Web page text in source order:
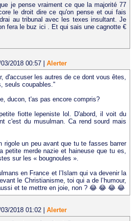
je pense vraiment ce que la majorité 77
le droit dire ce qu'on pense et oui fais
au tribunal avec les texes insultant. Je
fera le buz ici . Et qui sais une cagnotte €
03/2018 00:57
Alerter
d'accuser les autres de ce dont vous êtes,
seuls coupables."
ducon, t'as pas encore compris?
fiotte lepeniste lol. D'abord, il voit du
c'est du musulman. Ca rend sourd mais
rigole un peu avant que tu te fasses barrer
petite merde nazie et haineuse que tu es,
sur les « bougnoules ».
en France et l’Islam qui va devenir la
le Christianisme, toi qui a de l’humour,
et te mettre en joie, non ? 😂 😂 😂 😂
03/2018 01:02
Alerter